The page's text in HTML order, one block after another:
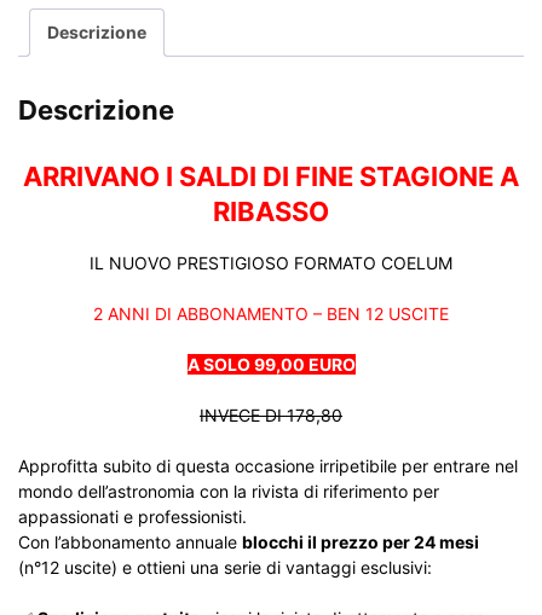
Descrizione
Descrizione
ARRIVANO I SALDI DI FINE STAGIONE A
RIBASSO
IL NUOVO PRESTIGIOSO FORMATO COELUM
2 ANNI DI ABBONAMENTO – BEN 12 USCITE
A SOLO 99,00 EURO
INVECE DI 178,80
Approfitta subito di questa occasione irripetibile per entrare nel
mondo dell’astronomia con la rivista di riferimento per
appassionati e professionisti.
Con l’abbonamento annuale blocchi il prezzo per 24 mesi
(n°12 uscite) e ottieni una serie di vantaggi esclusivi: